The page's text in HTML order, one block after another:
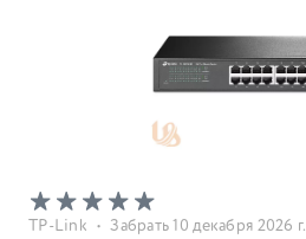
TP-Link • Забрать 10 декабря 2026 г.